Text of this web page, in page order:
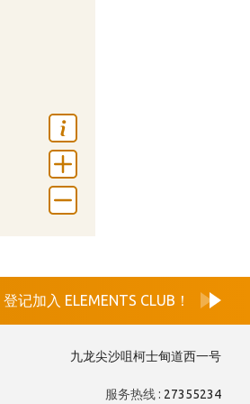
登记加入 ELEMENTS CLUB！
九龙尖沙咀柯士甸道西一号
服务热线 : 27355234